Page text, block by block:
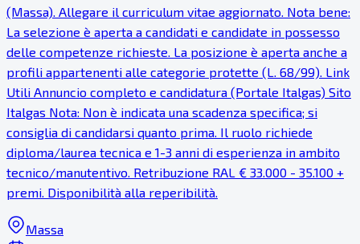
(Massa). Allegare il curriculum vitae aggiornato. Nota bene:
La selezione è aperta a candidati e candidate in possesso
delle competenze richieste. La posizione è aperta anche a
profili appartenenti alle categorie protette (L. 68/99). Link
Utili Annuncio completo e candidatura (Portale Italgas) Sito
Italgas Nota: Non è indicata una scadenza specifica; si
consiglia di candidarsi quanto prima. Il ruolo richiede
diploma/laurea tecnica e 1-3 anni di esperienza in ambito
tecnico/manutentivo. Retribuzione RAL € 33.000 - 35.100 +
premi. Disponibilità alla reperibilità.
Massa